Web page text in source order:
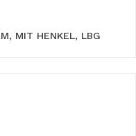
MIT HENKEL, LBG